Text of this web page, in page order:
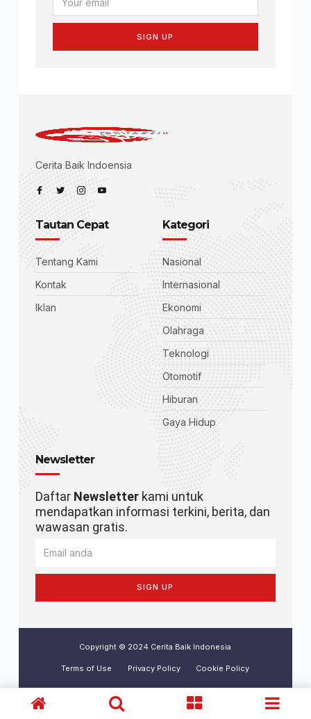
SIGN UP
Cerita Baik Indoensia
Tautan Cepat
Tentang Kami
Kontak
Iklan
Kategori
Nasional
Internasional
Ekonomi
Olahraga
Teknologi
Otomotif
Hiburan
Gaya Hidup
Newsletter
Daftar Newsletterkami untuk
mendapatkan informasi terkini, berita, dan
wawasan gratis.
SIGN UP
Copyright © 2024 Cerita Baik Indonesia
Terms of Use Privacy Policy Cookie Policy